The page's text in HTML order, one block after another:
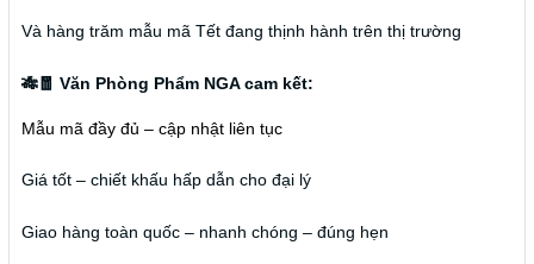
Và hàng trăm mẫu mã Tết đang thịnh hành trên thị trường
🎋🧧 Văn Phòng Phẩm NGA cam kết:
Mẫu mã đầy đủ – cập nhật liên tục
Giá tốt – chiết khấu hấp dẫn cho đại lý
Giao hàng toàn quốc – nhanh chóng – đúng hẹn